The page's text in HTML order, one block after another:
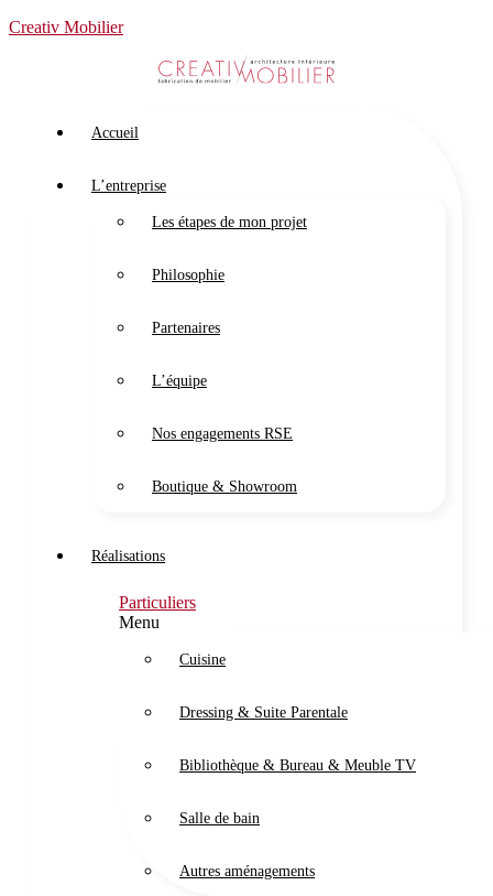
Creativ Mobilier
Accueil
L’entreprise
Les étapes de mon projet
Philosophie
Partenaires
L’équipe
Nos engagements RSE
Boutique & Showroom
Réalisations
Particuliers
Menu
Cuisine
Dressing & Suite Parentale
Bibliothèque & Bureau & Meuble TV
Salle de bain
Autres aménagements